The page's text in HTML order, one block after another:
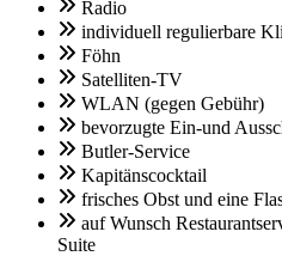
Radio
individuell regulierbare
Föhn
Satelliten-TV
WLAN (gegen Gebühr)
bevorzugte Ein-und
Butler-Service
Kapitänscocktail
frisches Obst und eine
auf Wunsch
Suite